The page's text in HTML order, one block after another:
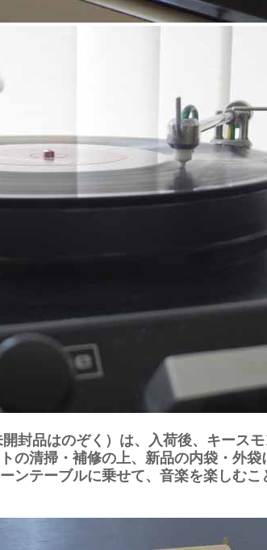
封品はのぞく）は、入荷後、キース
の清掃・補修の上、新品の内袋・外袋
ンテーブルに乗せて、音楽を楽しむこ